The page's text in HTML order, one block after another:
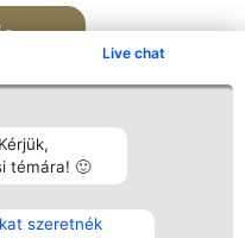
Live chat
témára! 🙂
szeretnék
Elérhetőség
Elérhetőség